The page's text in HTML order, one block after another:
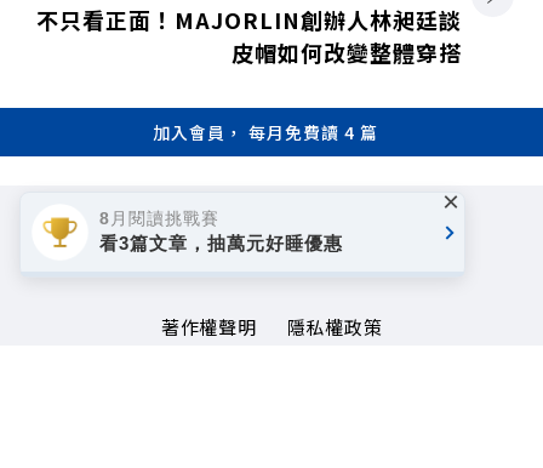
不只看正面！MAJORLIN創辦人林昶廷談
皮帽如何改變整體穿搭
加入會員， 每月免費讀 4 篇
著作權聲明
隱私權政策
8月閱讀挑戰賽
看3篇文章，抽萬元好睡優惠
×